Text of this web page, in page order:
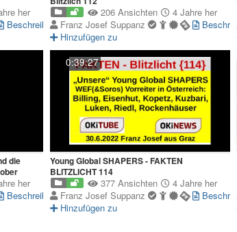
her
Beschreibung
206 Ansichten
4 Jahre her
Franz Josef Suppanz
Hinzufügen zu
die
her
Beschreibung
0:39:27
Young Global SHAPERS - FAKTEN
BLITZLICHT 114
377 Ansichten
4 Jahre her
Franz Josef Suppanz
Hinzufügen zu